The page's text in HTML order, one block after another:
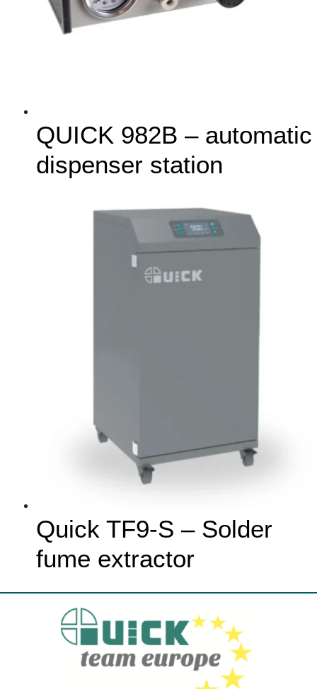
QUICK 982B – automatic
dispenser station
Quick TF9-S – Solder
fume extractor